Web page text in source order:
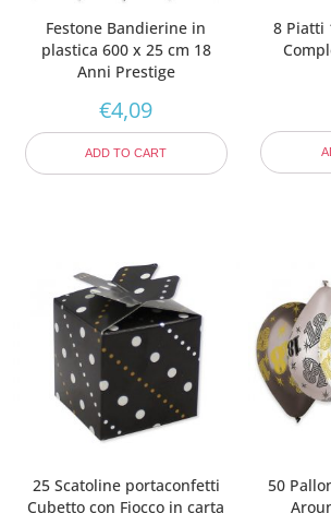
Festone Bandierine in
plastica 600 x 25 cm 18
Anni Prestige
€4,09
ADD TO CART
8 Piatti
25 Scatoline portaconfetti
Cubetto con Fiocco in carta
50